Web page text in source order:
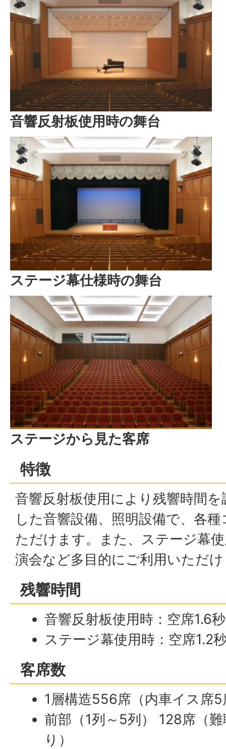
音響反射板使用時の舞台
ステージ幕仕様時の舞台
ステージから見た客席
特徴
音響反射板使用により残響時間
した音響設備、照明設備で、各
ただけます。また、ステージ幕
演会など多目的にご利用いただ
残響時間
音響反射板使用時：空席1.6
ステージ幕使用時：空席1.2
客席数
1層構造556席（内車イス席
前部（1列～5列） 128席（
り）